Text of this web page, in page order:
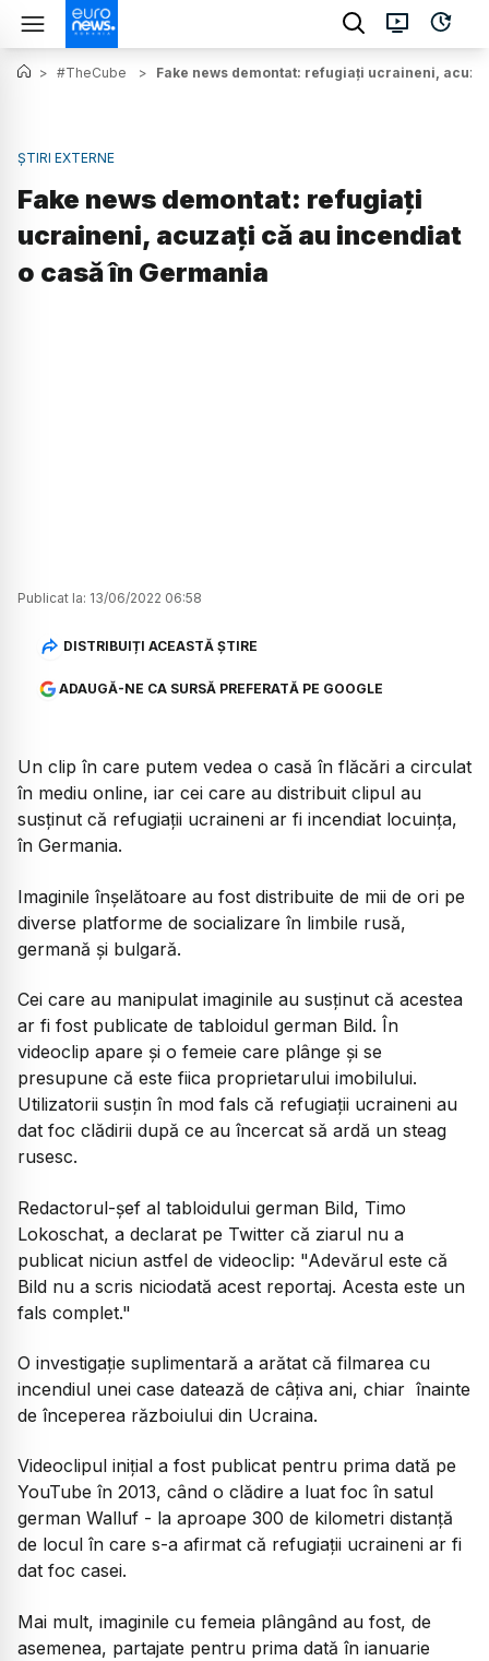
> #TheCube > Fake news demontat: refugiați ucraineni,
ȘTIRI EXTERNE
Fake news demontat: refugiați
ucraineni, acuzați că au incendiat
o casă în Germania
Publicat la: 13/06/2022 06:58
DISTRIBUIȚI ACEASTĂ ȘTIRE
ADAUGĂ-NE CA SURSĂ PREFERATĂ PE GOOGLE
Un clip în care putem vedea o casă în flăcări a circulat
în mediu online, iar cei care au distribuit clipul au
susținut că refugiații ucraineni ar fi incendiat locuința,
în Germania.
Imaginile înșelătoare au fost distribuite de mii de ori pe
diverse platforme de socializare în limbile rusă,
germană și bulgară.
Cei care au manipulat imaginile au susținut că acestea
ar fi fost publicate de tabloidul german Bild. În
videoclip apare și o femeie care plânge și se
presupune că este fiica proprietarului imobilului.
Utilizatorii susțin în mod fals că refugiații ucraineni au
dat foc clădirii după ce au încercat să ardă un steag
rusesc.
Redactorul-șef al tabloidului german Bild, Timo
Lokoschat, a declarat pe Twitter că ziarul nu a
publicat niciun astfel de videoclip: "Adevărul este că
Bild nu a scris niciodată acest reportaj. Acesta este un
fals complet."
O investigație suplimentară a arătat că filmarea cu
incendiul unei case datează de câțiva ani, chiar înainte
de începerea războiului din Ucraina.
Videoclipul inițial a fost publicat pentru prima dată pe
YouTube în 2013, când o clădire a luat foc în satul
german Walluf - la aproape 300 de kilometri distanță
de locul în care s-a afirmat că refugiații ucraineni ar fi
dat foc casei.
Mai mult, imaginile cu femeia plângând au fost, de
asemenea, partajate pentru prima dată în ianuarie